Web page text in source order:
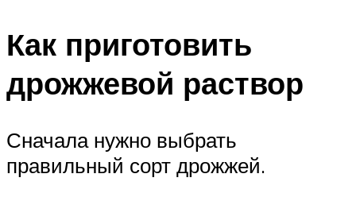
Как приготовить
дрожжевой раствор
Сначала нужно выбрать
правильный сорт дрожжей.